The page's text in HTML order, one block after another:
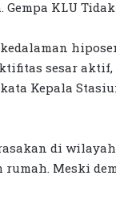
Gempa KLU
sesar
Kepala
di
rumah. Meski